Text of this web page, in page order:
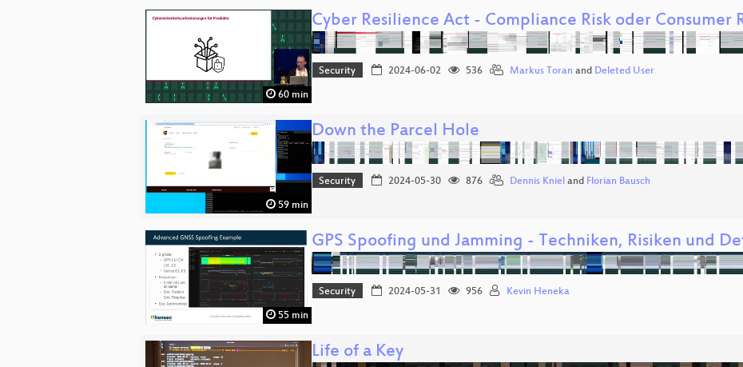
60 min
Cyber Resilience Act - Compliance Risk oder Consumer
Security 2024-06-02 536 Markus Toran and Deleted User
59 min
Down the Parcel Hole
Security 2024-05-30 876 Dennis Kniel and Florian Bausch
55 min
GPS Spoofing und Jamming - Techniken, Risiken und
Security 2024-05-31 956 Kevin Heneka
Life of a Key